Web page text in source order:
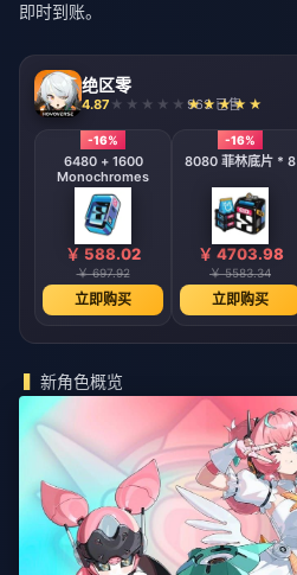
即时到账。
绝区零
4.87 963 已售
-16%
6480 + 1600
Monochromes
￥ 588.02
￥ 697.92
立即购买
-16%
8080 菲林底片 * 8
￥ 4703.98
￥ 5583.34
立即购买
新角色概览